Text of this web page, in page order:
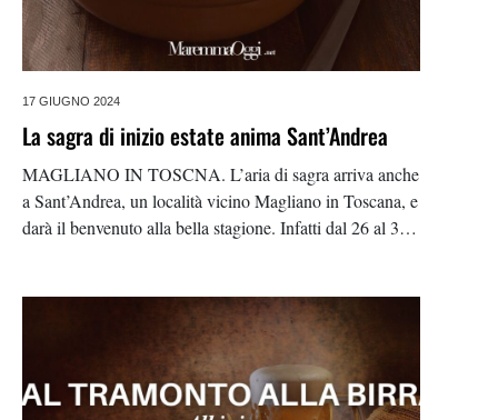
17 GIUGNO 2024
La sagra di inizio estate anima Sant’Andrea
MAGLIANO IN TOSCNA. L’aria di sagra arriva anche
a Sant’Andrea, un località vicino Magliano in Toscana, e
darà il benvenuto alla bella stagione. Infatti dal 26 al 30